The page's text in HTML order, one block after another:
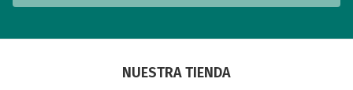
NUESTRA TIENDA